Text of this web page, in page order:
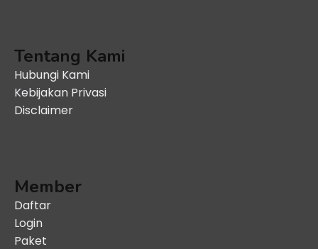
Tentang Kami
Hubungi Kami
Kebijakan Privasi
Disclaimer
Member
Daftar
Login
Paket